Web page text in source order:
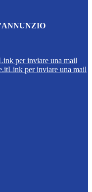
per inviare una mail
Link per inviare una mail